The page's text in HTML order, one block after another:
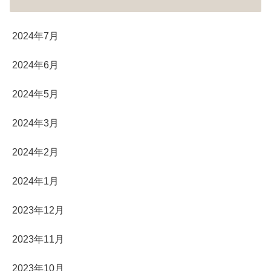
2024年7月
2024年6月
2024年5月
2024年3月
2024年2月
2024年1月
2023年12月
2023年11月
2023年10月